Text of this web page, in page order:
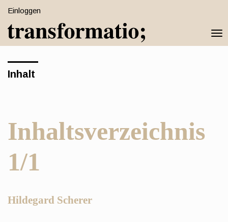
Schnell
zum
Seiteninhalt
Hauptnavigation
Einloggen
Inhalt
Inhaltsverzeichnis
1/1
Hauptsächlicher
Hildegard Scherer